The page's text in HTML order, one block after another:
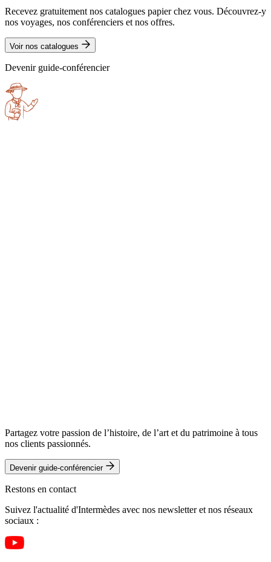
Recevez gratuitement nos catalogues papier chez vous. Découvrez-y
nos voyages, nos conférenciers et nos offres.
Voir nos catalogues
Devenir guide-conférencier
Partagez votre passion de l’histoire, de l’art et du patrimoine à tous
nos clients passionnés.
Devenir guide-conférencier
Restons en contact
Suivez l'actualité d'Intermèdes avec nos newsletter et nos réseaux
sociaux :